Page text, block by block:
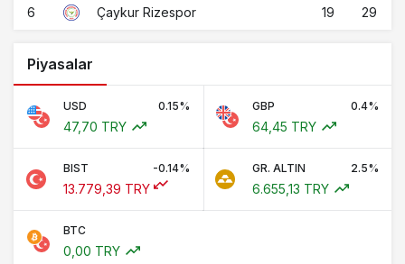
6 Çaykur Rizespor 19 29
Piyasalar
USD 0.15%
47,70 TRY
GBP 0.4%
64,45 TRY
BIST -0.14%
13.779,39 TRY
GR. ALTIN 2.5%
6.655,13 TRY
BTC
0,00 TRY